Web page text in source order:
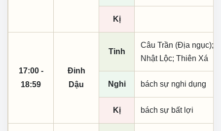
Kị
17:00 -
18:59
Đinh
Dậu
Tinh
Câu Trần (Địa ngục);
Nhật Lộc; Thiên Xá
Nghi bách sự nghi dụng
Kị bách sự bất lợi